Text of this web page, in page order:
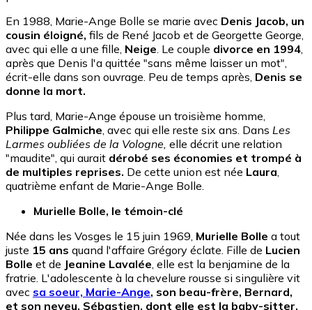
En 1988, Marie-Ange Bolle se marie avec Denis Jacob, un
cousin éloigné, fils de René Jacob et de Georgette George,
avec qui elle a une fille, Neige. Le couple divorce en 1994,
après que Denis l'a quittée "sans même laisser un mot",
écrit-elle dans son ouvrage. Peu de temps après, Denis se
donne la mort.
Plus tard, Marie-Ange épouse un troisième homme,
Philippe Galmiche, avec qui elle reste six ans. Dans Les
Larmes oubliées de la Vologne, elle décrit une relation
"maudite", qui aurait dérobé ses économies et trompé à
de multiples reprises. De cette union est née Laura,
quatrième enfant de Marie-Ange Bolle.
Murielle Bolle, le témoin-clé
Née dans les Vosges le 15 juin 1969, Murielle Bolle a tout
juste 15 ans quand l'affaire Grégory éclate. Fille de Lucien
Bolle et de Jeanine Lavalée, elle est la benjamine de la
fratrie. L'adolescente à la chevelure rousse si singulière vit
avec sa soeur, Marie-Ange, son beau-frère, Bernard,
et son neveu, Sébastien, dont elle est la baby-sitter.